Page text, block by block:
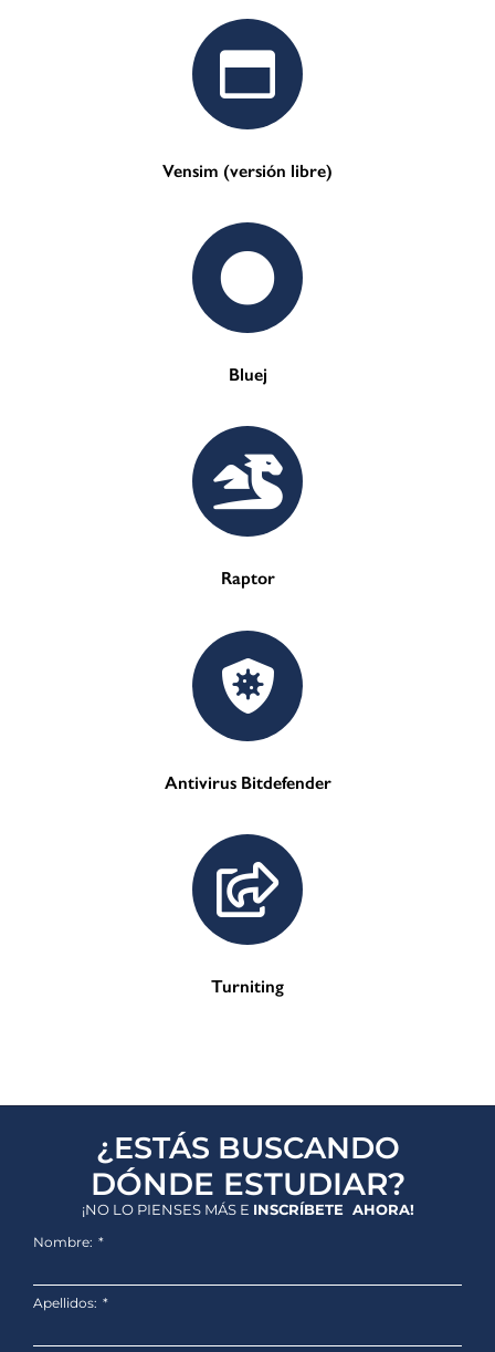
Vensim (versión libre)
Bluej
Raptor
Antivirus Bitdefender
Turniting
¿ESTÁS BUSCANDO
DÓNDE ESTUDIAR?
¡NO LO PIENSES MÁS E INSCRÍBETE AHORA!
Nombre:
Apellidos: